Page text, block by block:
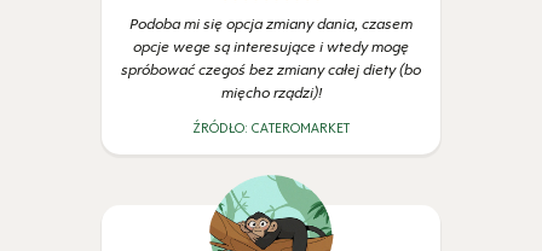
Podoba mi się opcja zmiany dania, czasem
opcje wege są interesujące i wtedy mogę
spróbować czegoś bez zmiany całej diety (bo
mięcho rządzi)!
ŹRÓDŁO: CATEROMARKET